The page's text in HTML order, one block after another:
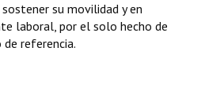
su movilidad y en
laboral, por el solo hecho de
referencia.